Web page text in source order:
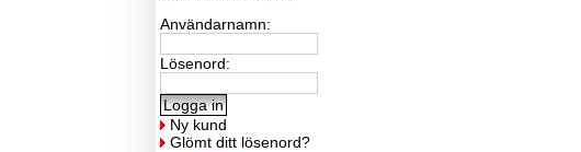
Användarnamn:
Lösenord:
Ny kund
Glömt ditt lösenord?